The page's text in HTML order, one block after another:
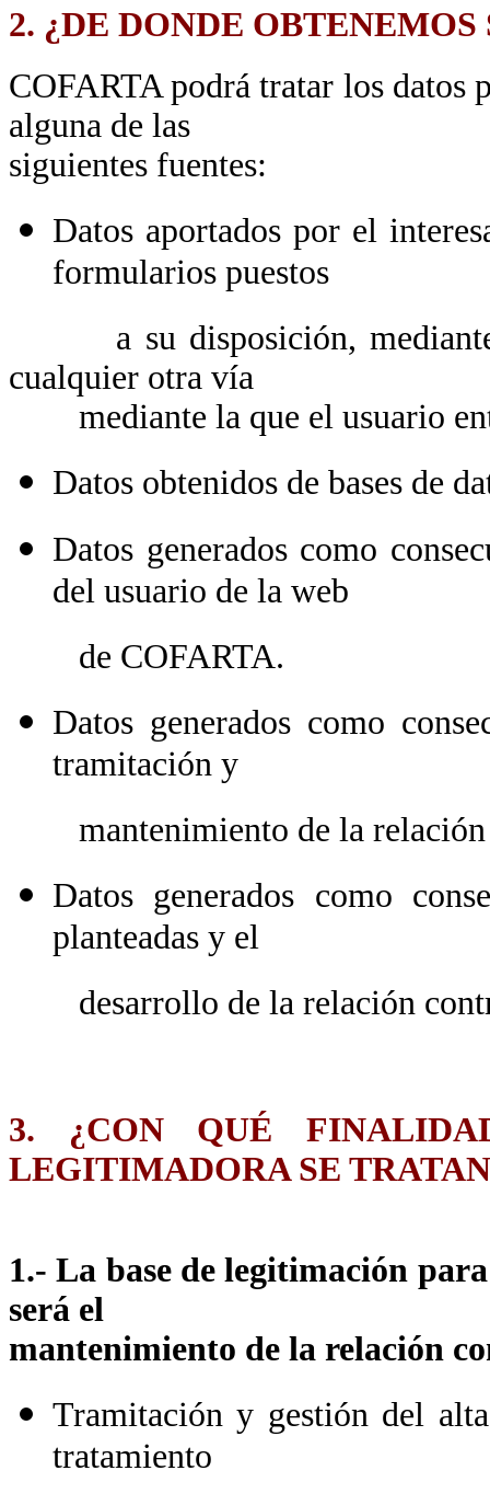
2. ¿DE DONDE OBTENEMOS
COFARTA podrá tratar los datos
alguna de las
siguientes fuentes:
Datos aportados por el
formularios puestos
a su disposición, mediante
cualquier otra vía
mediante la que el usuario
Datos obtenidos de bases de
Datos generados como
del usuario de la web
de COFARTA.
Datos generados como
tramitación y
mantenimiento de la relación
Datos generados como
planteadas y el
desarrollo de la relación
3. ¿CON QUÉ
LEGITIMADORA SE
1.- La base de legitimación
será el
mantenimiento de la relación
Tramitación y gestión del
tratamiento